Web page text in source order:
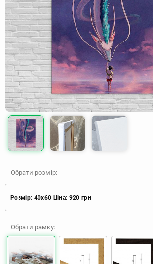
Обрати розмір:
Розмір: 40x60 Ціна: 920 грн
Розмір: 60x90 Ціна: 1650 грн
Обрати рамку: